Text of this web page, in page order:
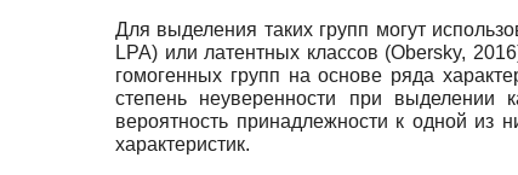
Для выделения таких групп могут
LPA) или латентных классов (Obersky,
гомогенных групп на основе ряда
степень неуверенности при выделении
вероятность принадлежности к одной из
характеристик.